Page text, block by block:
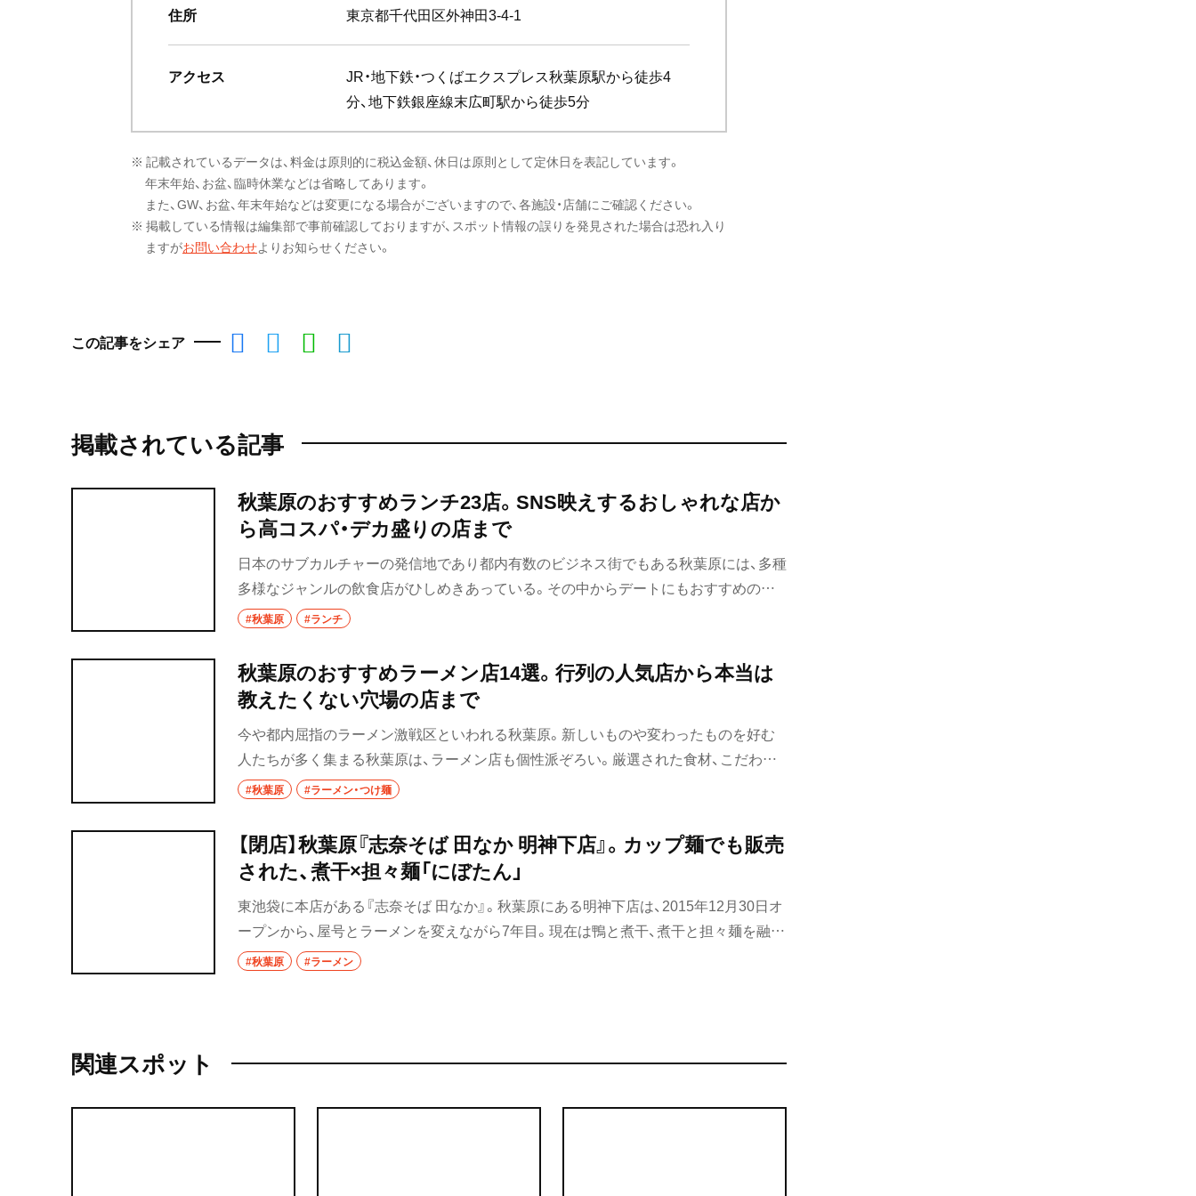
住所 東京都千代田区外神田3-4-1
アクセス
JR・地下鉄・つくばエクスプレス秋葉原駅から徒歩4
分、地下鉄銀座線末広町駅から徒歩5分
※ 記載されているデータは、料金は原則的に税込金額、休日は原則として定休日を表記しています。
年末年始、お盆、臨時休業などは省略してあります。
また、GW、お盆、年末年始などは変更になる場合がございますので、各施設・店舗にご確認ください。
※ 掲載している情報は編集部で事前確認しておりますが、スポット情報の誤りを発見された場合は恐れ入り
ますがお問い合わせよりお知らせください。
この記事をシェア
掲載されている記事
秋葉原のおすすめランチ23店。SNS映えするおしゃれな店か
ら高コスパ・デカ盛りの店まで
日本のサブカルチャーの発信地であり都内有数のビジネス街でもある秋葉原には、多種
多様なジャンルの飲食店がひしめきあっている。その中からデートにもおすすめのお
しゃれ系と、安くてウマい高コスパの店、食べておきたい個性的なラーメンをご紹介！
#秋葉原 #ランチ
秋葉原のおすすめラーメン店14選。行列の人気店から本当は
教えたくない穴場の店まで
今や都内屈指のラーメン激戦区といわれる秋葉原。新しいものや変わったものを好む
人たちが多く集まる秋葉原は、ラーメン店も個性派ぞろい。厳選された食材、こだわり
の自家製麺、こってり系からあっさり系まで、バラエティーに富んだ15店をご紹介！
#秋葉原 #ラーメン・つけ麺
【閉店】秋葉原『志奈そば 田なか 明神下店』。カップ麺でも販売
された、煮干×担々麺「にぼたん」
東池袋に本店がある『志奈そば 田なか』。秋葉原にある明神下店は、2015年12月30日オ
ープンから、屋号とラーメンを変えながら7年目。現在は鴨と煮干、煮干と担々麺を融合
させた独創的なラーメンを提供中だ。カップ麺でも販売された人気の「にぼたん」を創
#秋葉原 #ラーメン
関連スポット